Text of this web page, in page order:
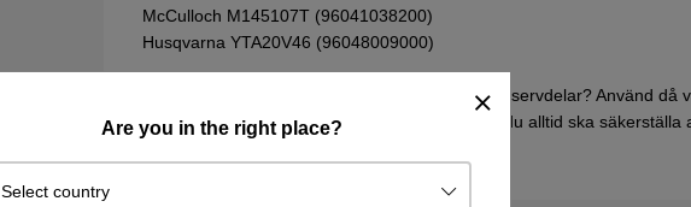
Are you in the right place?
Select country
McCulloch M145107T (96041038200)
Husqvarna YTA20V46 (96048009000)
Vill du söka bland Husqvarna sprängskisser & reservdelar? Använd då
att komma till reservdelskatalogen. Tänk på att du alltid ska